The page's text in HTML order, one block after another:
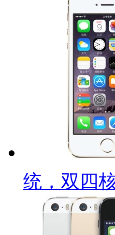
统，双四